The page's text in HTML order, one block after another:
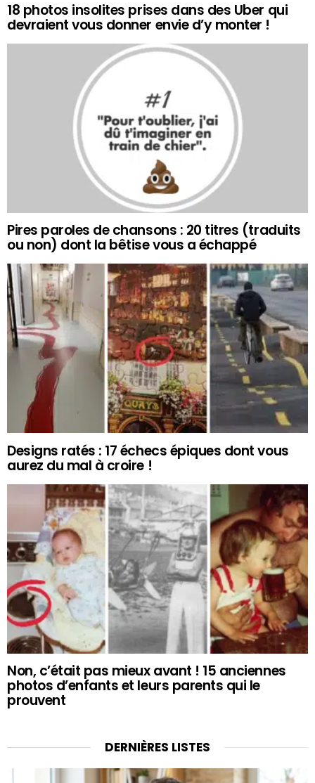
18 photos insolites prises dans des Uber qui
devraient vous donner envie d’y monter !
Pires paroles de chansons : 20 titres (traduits
ou non) dont la bêtise vous a échappé
Designs ratés : 17 échecs épiques dont vous
aurez du mal à croire !
Non, c’était pas mieux avant ! 15 anciennes
photos d’enfants et leurs parents qui le
prouvent
DERNIÈRES LISTES